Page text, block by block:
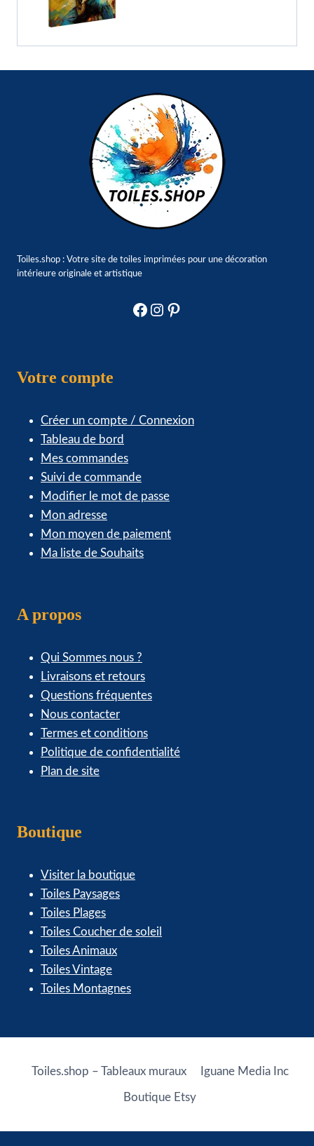
Toiles.shop : Votre site de toiles imprimées pour une décoration
intérieure originale et artistique
Facebook
Instagram
Pinterest
Votre compte
Créer un compte / Connexion
Tableau de bord
Mes commandes
Suivi de commande
Modifier le mot de passe
Mon adresse
Mon moyen de paiement
Ma liste de Souhaits
A propos
Qui Sommes nous ?
Livraisons et retours
Questions fréquentes
Nous contacter
Termes et conditions
Politique de confidentialité
Plan de site
Boutique
Visiter la boutique
Toiles Paysages
Toiles Plages
Toiles Coucher de soleil
Toiles Animaux
Toiles Vintage
Toiles Montagnes
Toiles.shop – Tableaux muraux Iguane Media Inc
Boutique Etsy